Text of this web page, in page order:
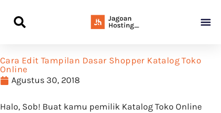
Cara Edit Tampilan Dasar Shopper Katalog Toko
Online
Agustus 30, 2018
Halo, Sob! Buat kamu pemilik Katalog Toko Online